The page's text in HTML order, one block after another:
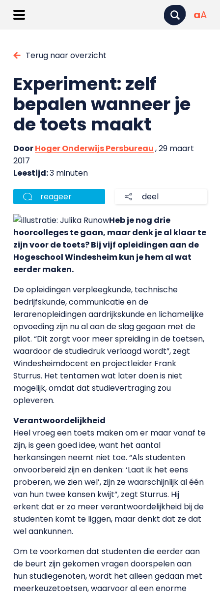
aA
Terug naar overzicht
Experiment: zelf
bepalen wanneer je
de toets maakt
DoorHoger Onderwijs Persbureau, 29 maart
2017
Leestijd:3 minuten
reageer deel
Heb je nog drie
hoorcolleges te gaan, maar denk je al klaar te
zijn voor de toets? Bij vijf opleidingen aan de
Hogeschool Windesheim kun je hem al wat
eerder maken.
De opleidingen verpleegkunde, technische
bedrijfskunde, communicatie en de
lerarenopleidingen aardrijkskunde en lichamelijke
opvoeding zijn nu al aan de slag gegaan met de
pilot. “Dit zorgt voor meer spreiding in de toetsen,
waardoor de studiedruk verlaagd wordt”, zegt
Windesheimdocent en projectleider Frank
Sturrus. Het tentamen wat later doen is niet
mogelijk, omdat dat studievertraging zou
opleveren.
Verantwoordelijkheid
Heel vroeg een toets maken om er maar vanaf te
zijn, is geen goed idee, want het aantal
herkansingen neemt niet toe. “Als studenten
onvoorbereid zijn en denken: ‘Laat ik het eens
proberen, we zien wel’, zijn ze waarschijnlijk al één
van hun twee kansen kwijt”, zegt Sturrus. Hij
erkent dat er zo meer verantwoordelijkheid bij de
studenten komt te liggen, maar denkt dat ze dat
wel aankunnen.
Om te voorkomen dat studenten die eerder aan
de beurt zijn gekomen vragen doorspelen aan
hun studiegenoten, wordt het alleen gedaan met
meerkeuzetoetsen, waarvoor al een enorme